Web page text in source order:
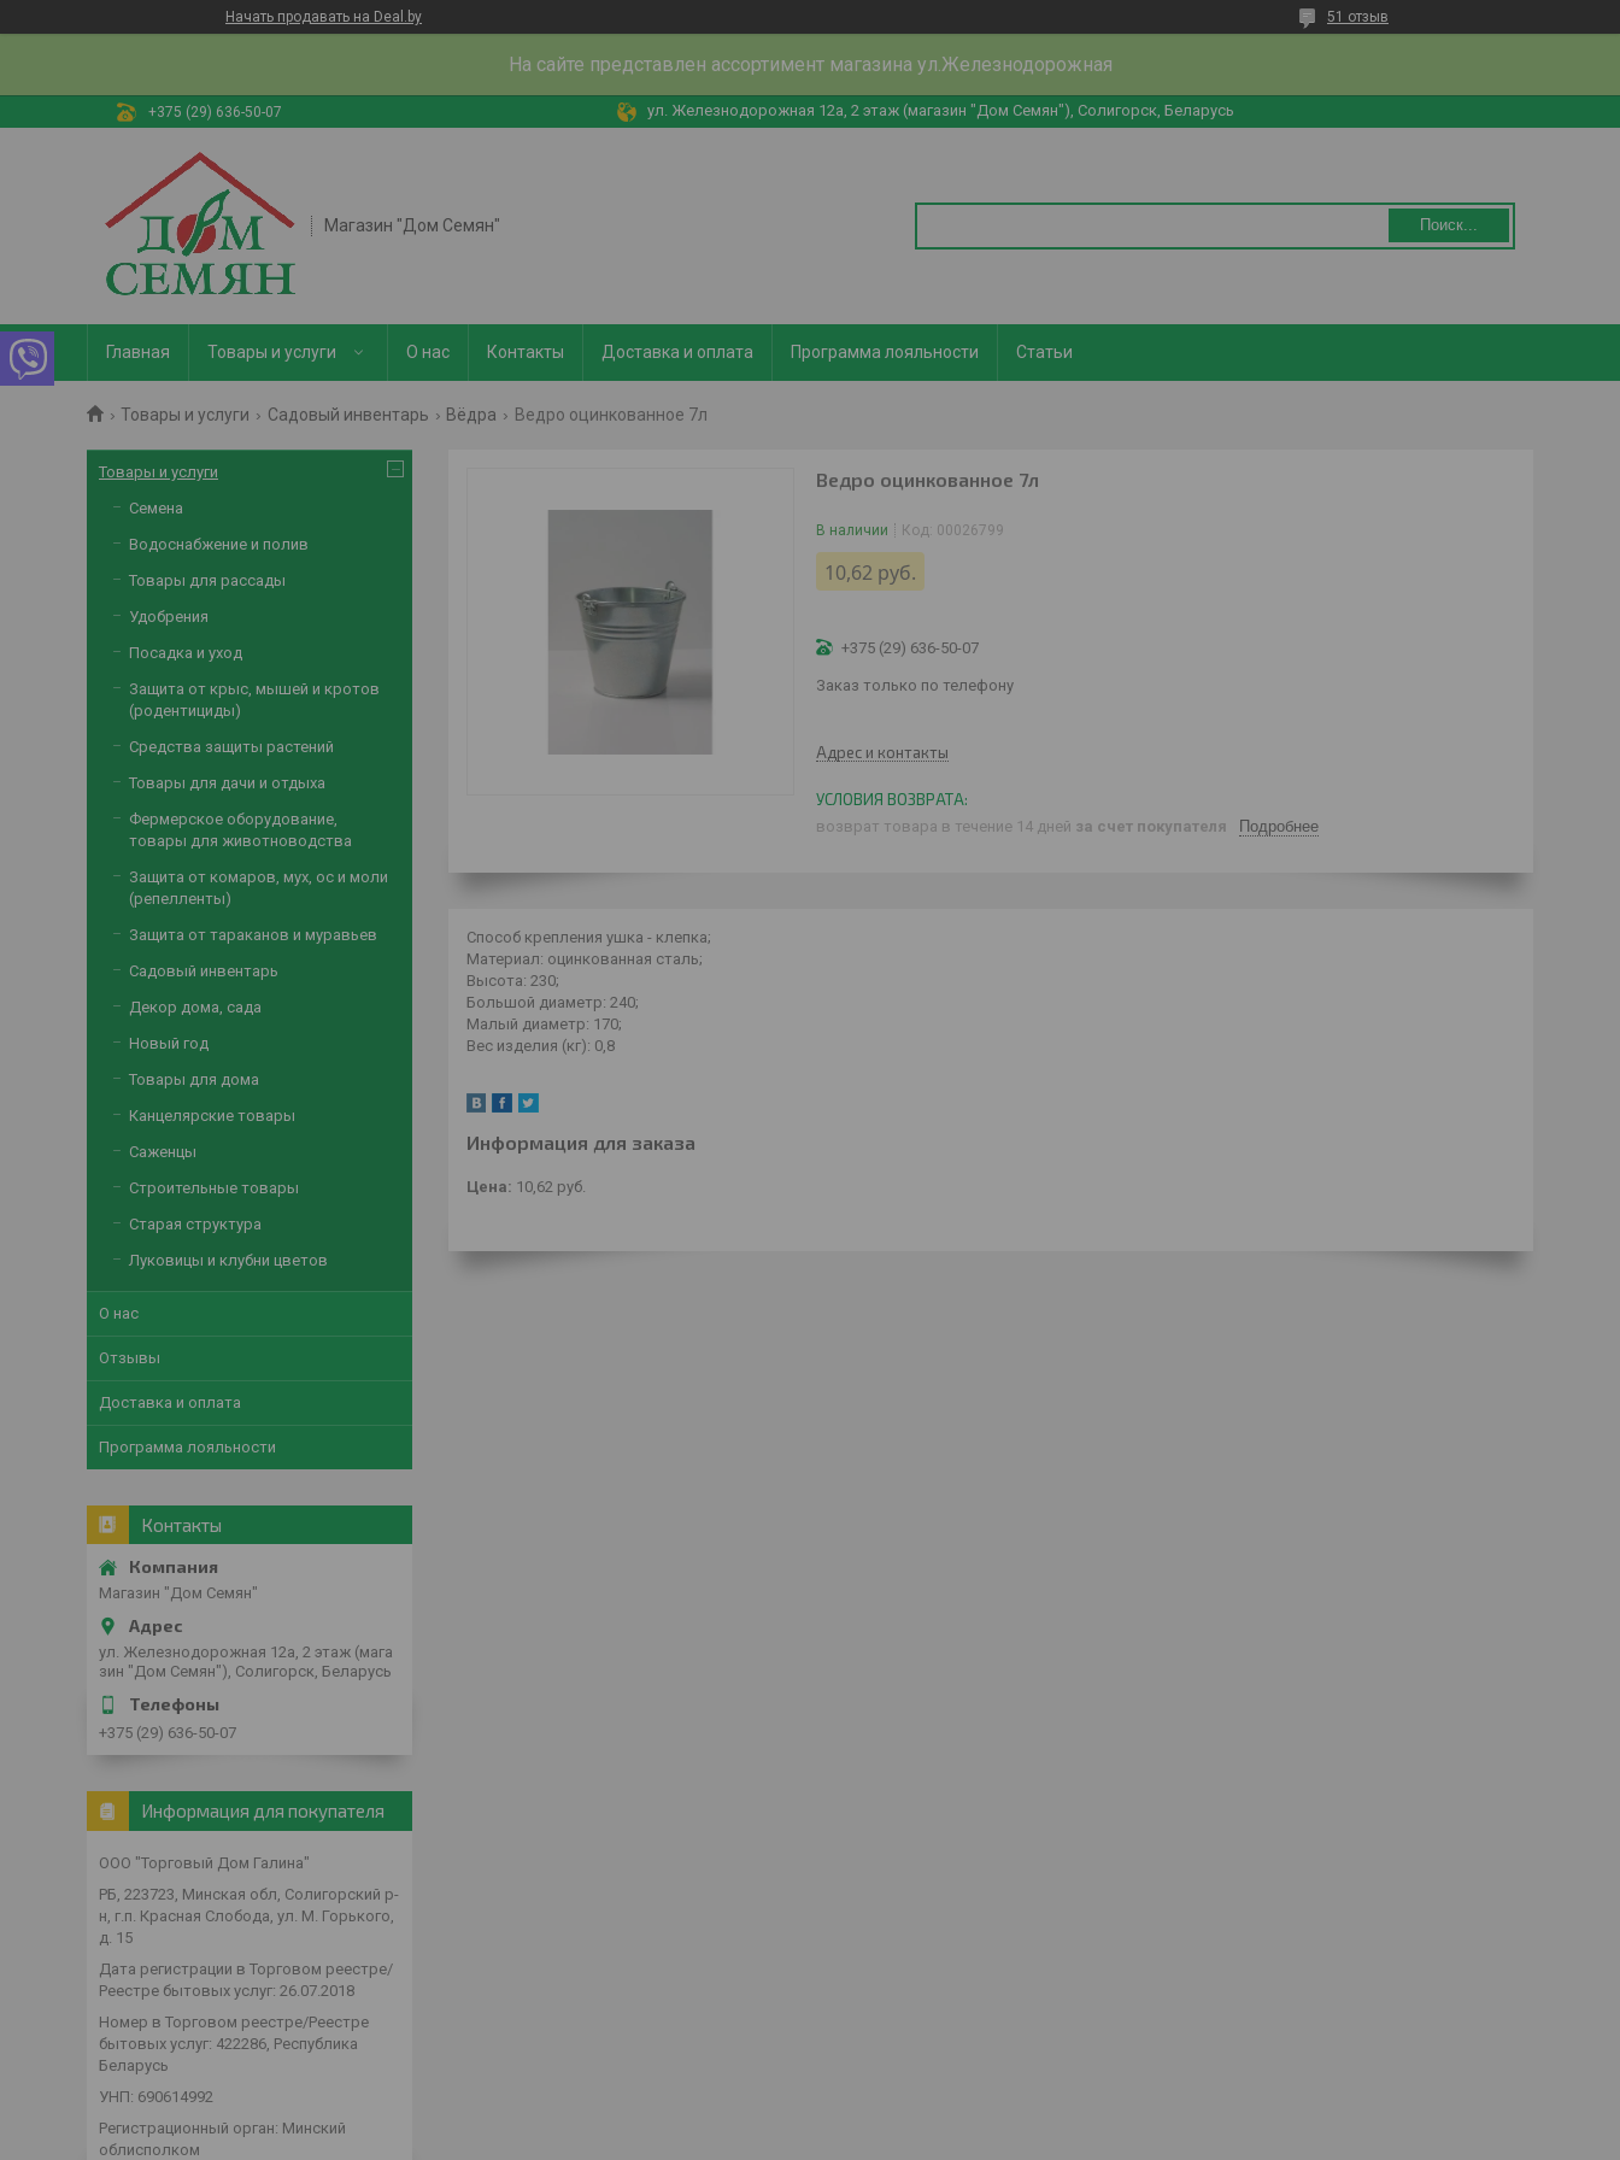
Начать продавать на Deal.by 51 отзыв
На сайте представлен ассортимент магазина ул.Железнодорожная
+375 (29) 636-50-07 ул. Железнодорожная 12а, 2 этаж (магазин "Дом Семян"), Солигорск, Беларусь
Магазин "Дом Семян" Поиск...
Главная Товары и услуги О нас Контакты Доставка и оплата Программа лояльности Статьи
Товары и услуги Садовый инвентарь Вёдра Ведро оцинкованное 7л
Ведро оцинкованное 7л
В наличии Код: 00026799
10,62 руб.
+375 (29) 636-50-07
Заказ только по телефону
Адрес и контакты
возврат товара в течение 14 дней за счет покупателя Подробнее
Способ крепления ушка - клепка;
Материал: оцинкованная сталь;
Высота: 230;
Большой диаметр: 240;
Малый диаметр: 170;
Вес изделия (кг): 0,8
Информация для заказа
Цена: 10,62 руб.
Товары и услуги
Семена
Водоснабжение и полив
Товары для рассады
Удобрения
Посадка и уход
Защита от крыс, мышей и кротов
(родентициды)
Средства защиты растений
Товары для дачи и отдыха
Фермерское оборудование,
товары для животноводства
Защита от комаров, мух, ос и моли
(репелленты)
Защита от тараканов и муравьев
Садовый инвентарь
Декор дома, сада
Новый год
Товары для дома
Канцелярские товары
Саженцы
Строительные товары
Старая структура
Луковицы и клубни цветов
О нас
Отзывы
Доставка и оплата
Программа лояльности
Контакты
Магазин "Дом Семян"
ул. Железнодорожная 12а, 2 этаж (мага
зин "Дом Семян"), Солигорск, Беларусь
+375 (29) 636-50-07
Информация для покупателя
ООО "Торговый Дом Галина"
РБ, 223723, Минская обл, Солигорский р-
н, г.п. Красная Слобода, ул. М. Горького,
д. 15
Дата регистрации в Торговом реестре/
Реестре бытовых услуг: 26.07.2018
Номер в Торговом реестре/Реестре
бытовых услуг: 422286, Республика
Беларусь
УНП: 690614992
Регистрационный орган: Минский
облисполком